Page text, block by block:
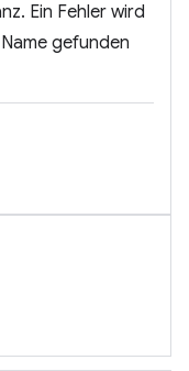
Ein Fehler wird
gefunden